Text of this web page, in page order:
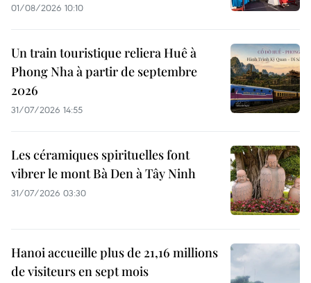
01/08/2026 10:10
Un train touristique reliera Huê à
Phong Nha à partir de septembre
2026
31/07/2026 14:55
Les céramiques spirituelles font
vibrer le mont Bà Den à Tây Ninh
31/07/2026 03:30
Hanoi accueille plus de 21,16 millions
de visiteurs en sept mois ​